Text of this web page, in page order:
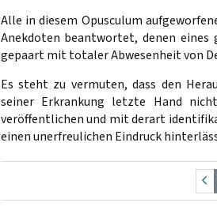
Alle in diesem Opusculum
Anekdoten beantwortet, denen eines
gepaart mit totaler Abwesenheit von
Es steht zu vermuten, dass den
seiner Erkrankung letzte Hand
veröffentlichen und mit derart
einen unerfreulichen Eindruck